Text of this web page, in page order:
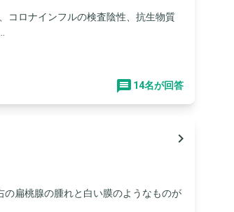
コロナインフルの検査陰性、抗生物質
14名が回答
navigate_next
扁桃腺の腫れと白い膜のようなものが